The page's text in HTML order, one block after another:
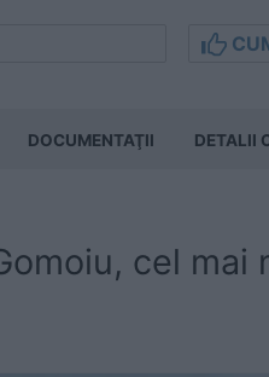
DOCUMENTAŢII DETALII
cel